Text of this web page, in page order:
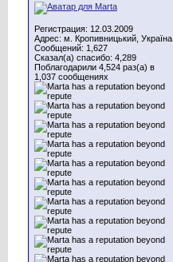
Регистрация: 12.03.2009
Адрес: м. Кропивницький, Україна
Сообщений: 1,627
Сказал(а) спасибо: 4,289
Поблагодарили 4,524 раз(а) в
1,037 сообщениях